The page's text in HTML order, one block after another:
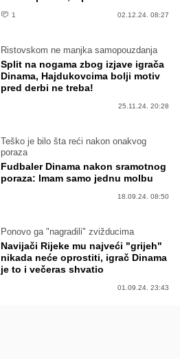
1 02.12.24. 08:27
Ristovskom ne manjka samopouzdanja
Split na nogama zbog izjave igrača
Dinama, Hajdukovcima bolji motiv
pred derbi ne treba!
25.11.24. 20:28
Teško je bilo šta reći nakon onakvog
poraza
Fudbaler Dinama nakon sramotnog
poraza: Imam samo jednu molbu
18.09.24. 08:50
Ponovo ga "nagradili" zvižducima
Navijači Rijeke mu najveći "grijeh"
nikada neće oprostiti, igrač Dinama
je to i večeras shvatio
01.09.24. 23:43